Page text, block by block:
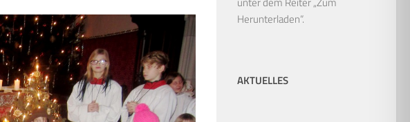
Herunterladen“.
AKTUELLES